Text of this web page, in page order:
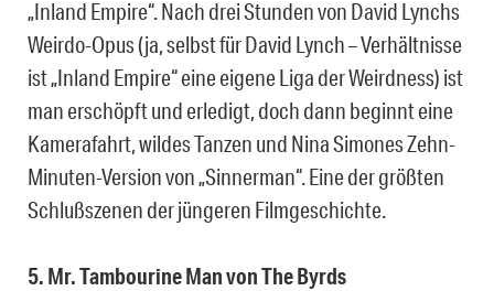
„Inland Empire“. Nach drei Stunden von David Lynchs
Weirdo-Opus (ja, selbst für David Lynch – Verhältnisse
ist „Inland Empire“ eine eigene Liga der Weirdness) ist
man erschöpft und erledigt, doch dann beginnt eine
Kamerafahrt, wildes Tanzen und Nina Simones Zehn-
Minuten-Version von „Sinnerman“. Eine der größten
Schlußszenen der jüngeren Filmgeschichte.
5. Mr. Tambourine Man von The Byrds